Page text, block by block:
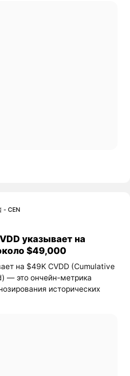
- CEN
указывает на
$49,000
на $49K CVDD (Cumulative
— это ончейн-метрика
исторических